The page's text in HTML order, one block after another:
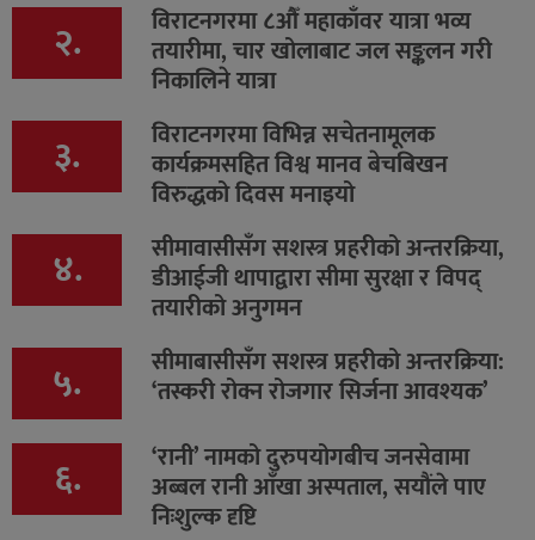
२. विराटनगरमा ८औँ महाकाँवर यात्रा भव्य
तयारीमा, चार खोलाबाट जल सङ्कलन गरी
निकालिने यात्रा
३. विराटनगरमा विभिन्न सचेतनामूलक
कार्यक्रमसहित विश्व मानव बेचबिखन
विरुद्धको दिवस मनाइयो
४. सीमावासीसँग सशस्त्र प्रहरीको अन्तरक्रिया,
डीआईजी थापाद्वारा सीमा सुरक्षा र विपद्
तयारीको अनुगमन
५. सीमाबासीसँग सशस्त्र प्रहरीको अन्तरक्रिया:
‘तस्करी रोक्न रोजगार सिर्जना आवश्यक’
६. ‘रानी’ नामको दुरुपयोगबीच जनसेवामा
अब्बल रानी आँखा अस्पताल, सयौंले पाए
निःशुल्क दृष्टि